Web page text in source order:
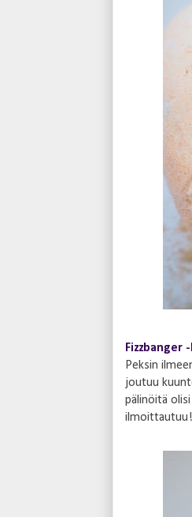
Fizzbanger
Peksin
joutuu
pälinöitä
ilmoittautuu!